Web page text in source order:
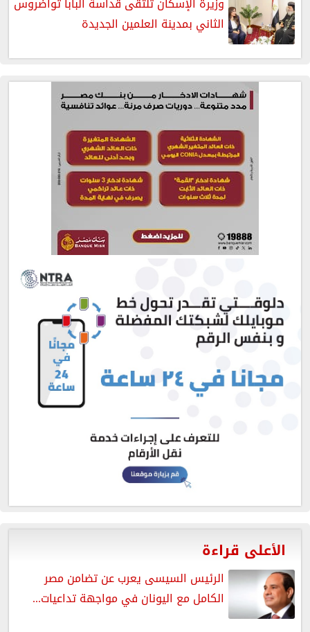
الثاني بمدينة العلمين الجديدة
الأعلى قراءة
الرئيس السيسى يعرب عن تضامن مصر
الكامل مع اليونان في مواجهة تداعيات...